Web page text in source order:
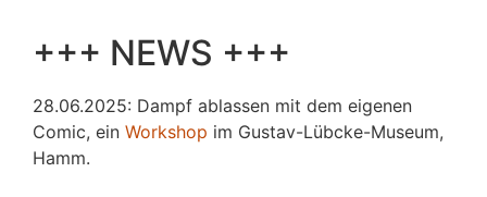
+++ NEWS +++
28.06.2025: Dampf ablassen mit dem eigenen
Comic, ein Workshop im Gustav-Lübcke-Museum,
Hamm.